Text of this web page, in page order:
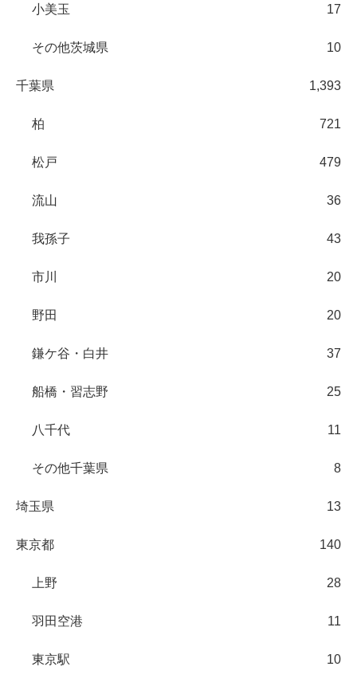
小美玉 17
その他茨城県 10
千葉県 1,393
柏 721
松戸 479
流山 36
我孫子 43
市川 20
野田 20
鎌ケ谷・白井 37
船橋・習志野 25
八千代 11
その他千葉県 8
埼玉県 13
東京都 140
上野 28
羽田空港 11
東京駅 10